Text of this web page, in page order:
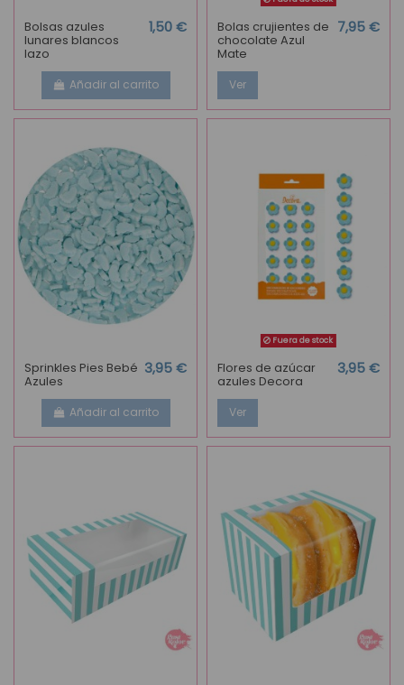
Bolsas azules
lunares blancos
lazo
1,50 €
Añadir al carrito
Bolas crujientes de
chocolate Azul
Mate
7,95 €
Ver
Sprinkles Pies Bebé
Azules
3,95 €
Añadir al carrito
Fuera de stock
Flores de azúcar
azules Decora
3,95 €
Ver